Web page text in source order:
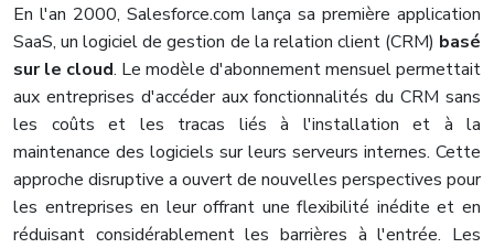
En l'an 2000, Salesforce.com lança sa première application
SaaS, un logiciel de gestion de la relation client (CRM) basé
sur le cloud. Le modèle d'abonnement mensuel permettait
aux entreprises d'accéder aux fonctionnalités du CRM sans
les coûts et les tracas liés à l'installation et à la
maintenance des logiciels sur leurs serveurs internes. Cette
approche disruptive a ouvert de nouvelles perspectives pour
les entreprises en leur offrant une flexibilité inédite et en
réduisant considérablement les barrières à l'entrée. Les